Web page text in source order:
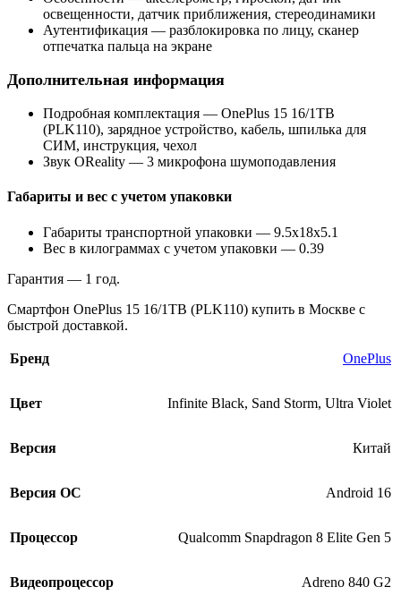
освещенности, датчик приближения, стереодинамики
Аутентификация — разблокировка по лицу, сканер
отпечатка пальца на экране
Дополнительная информация
Подробная комплектация — OnePlus 15 16/1TB
(PLK110), зарядное устройство, кабель, шпилька для
СИМ, инструкция, чехол
Звук OReality — 3 микрофона шумоподавления
Габариты и вес с учетом упаковки
Габариты транспортной упаковки — 9.5x18x5.1
Вес в килограммах с учетом упаковки — 0.39
Гарантия — 1 год.
Смартфон OnePlus 15 16/1TB (PLK110) купить в Москве с
быстрой доставкой.
Бренд OnePlus
Цвет Infinite Black, Sand Storm, Ultra Violet
Версия Китай
Версия ОС Android 16
Процессор Qualcomm Snapdragon 8 Elite Gen 5
Видеопроцессор Adreno 840 G2